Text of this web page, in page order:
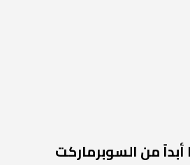
من السوبرماركت